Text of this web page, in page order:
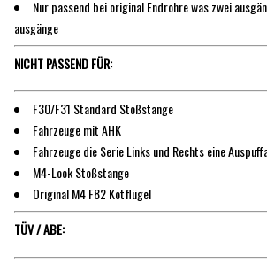
Nur passend bei original Endrohre was zwei
ausgänge
NICHT PASSEND FÜR:
F30/F31 Standard Stoßstange
Fahrzeuge mit AHK
Fahrzeuge die Serie Links und Rechts eine
M4-Look Stoßstange
Original M4 F82 Kotflügel
TÜV / ABE: